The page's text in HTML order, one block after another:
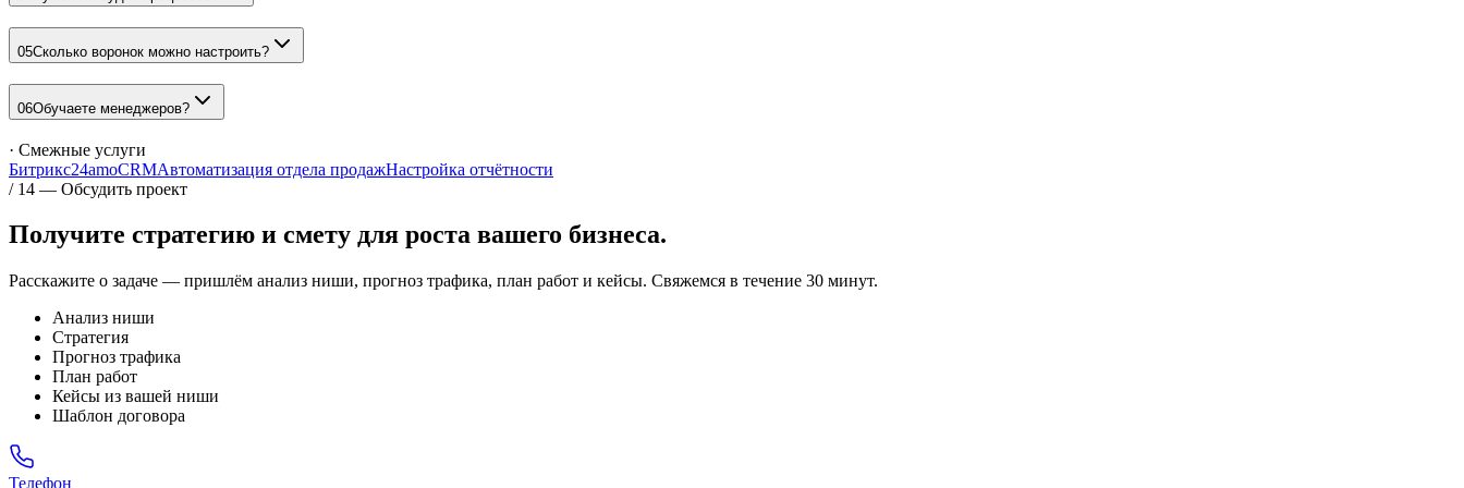
05Сколько воронок можно настроить?
06Обучаете менеджеров?
· Смежные услуги
Битрикс24amoCRMАвтоматизация отдела продажНастройка отчётности
/ 14 — Обсудить проект
Получите стратегию и смету для роста вашего бизнеса.
Расскажите о задаче — пришлём анализ ниши, прогноз трафика, план работ и кейсы. Свяжемся в течение 30 минут.
Анализ ниши
Стратегия
Прогноз трафика
План работ
Кейсы из вашей ниши
Шаблон договора
Телефон